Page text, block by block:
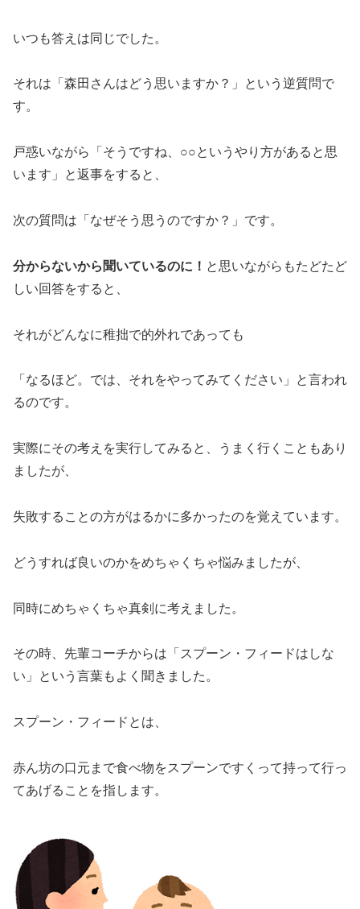
いつも答えは同じでした。
それは「森田さんはどう思いますか？」という逆質問で
す。
戸惑いながら「そうですね、○○というやり方があると思
います」と返事をすると、
次の質問は「なぜそう思うのですか？」です。
分からないから聞いているのに！ と思いながらもたどたど
しい回答をすると、
それがどんなに稚拙で的外れであっても
「なるほど。では、それをやってみてください」と言われ
るのです。
実際にその考えを実行してみると、うまく行くこともあり
ましたが、
失敗することの方がはるかに多かったのを覚えています。
どうすれば良いのかをめちゃくちゃ悩みましたが、
同時にめちゃくちゃ真剣に考えました。
その時、先輩コーチからは「スプーン・フィードはしな
い」という言葉もよく聞きました。
スプーン・フィードとは、
赤ん坊の口元まで食べ物をスプーンですくって持って行っ
てあげることを指します。